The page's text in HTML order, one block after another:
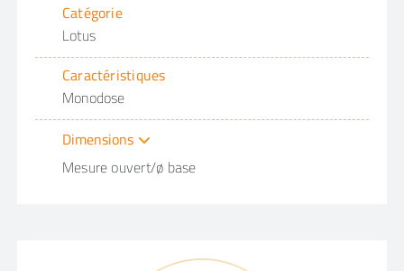
Catégorie
Lotus
Caractéristiques
Monodose
Dimensions
Mesure ouvert/ø base